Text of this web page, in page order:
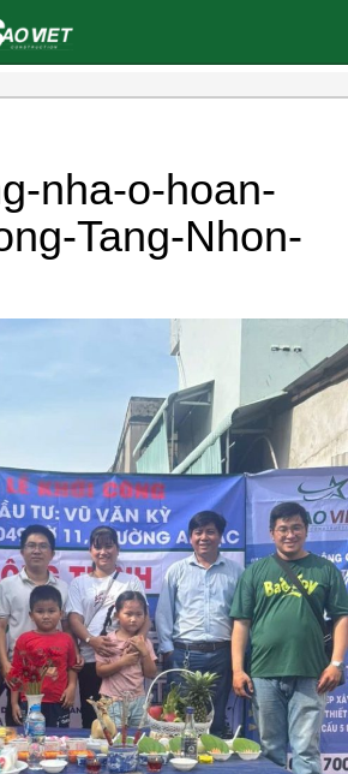
nha-o-hoan-
Tang-Nhon-